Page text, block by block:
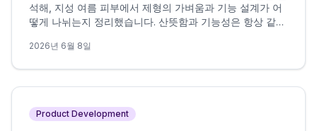
석해, 지성 여름 피부에서 제형의 가벼움과 기능 설계가 어
떻게 나뉘는지 정리했습니다. 산뜻함과 기능성은 항상 같은
다.
2026년 6월 8일
Product Development